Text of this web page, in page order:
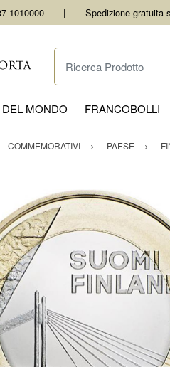
1010000 Spedizione gratuita
Ricerca Prodotto
MONDO FRANCOBOLLI
COMMEMORATIVI PAESE